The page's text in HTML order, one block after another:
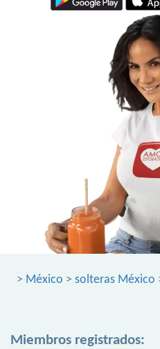
> México > solteras México
Miembros registrados: